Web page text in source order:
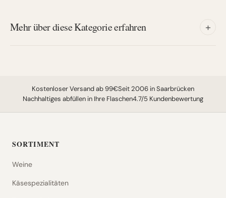
Mehr über diese Kategorie erfahren +
Kostenloser Versand ab 99€Seit 2006 in Saarbrücken
Nachhaltiges abfüllen in Ihre Flaschen4.7/5 Kundenbewertung
SORTIMENT
Weine
Käsespezialitäten